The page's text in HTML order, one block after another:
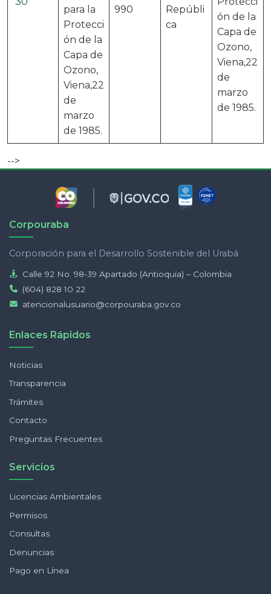
para la
Protecci
ón de la
Capa de
Ozono,
Viena,22
de
marzo
de 1985.
990
Repúbli
ca
ón de la
Capa de
Ozono,
Viena,22
de
marzo
de 1985.
-->
Corpouraba
Corporación para el Desarrollo Sostenible del Urabá
Calle 92 No. 98-39 Apartado (Antioquia) – Colombia
(604) 828 10 22
atencionalusuario@corpouraba.gov.co
Enlaces Rápidos
Noticias
Transparencia
Trámites
Contacto
Preguntas Frecuentes
Servicios
Licencias Ambientales
Permisos
Consultas
Denuncias
Pago en Línea